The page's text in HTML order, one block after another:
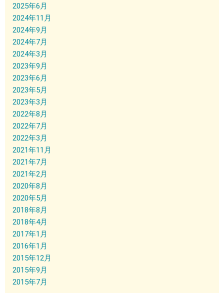
2025年6月
2024年11月
2024年9月
2024年7月
2024年3月
2023年9月
2023年6月
2023年5月
2023年3月
2022年8月
2022年7月
2022年3月
2021年11月
2021年7月
2021年2月
2020年8月
2020年5月
2018年8月
2018年4月
2017年1月
2016年1月
2015年12月
2015年9月
2015年7月